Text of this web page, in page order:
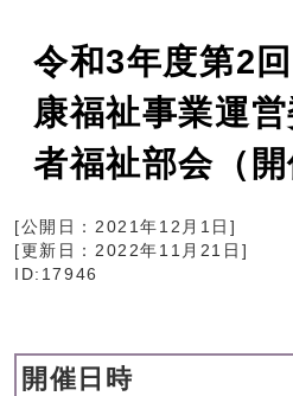
令和3年度第2
康福祉事業運
者福祉部会（開
[公開日： 2021年12月1日 ]
[更新日： 2022年11月21日 ]
ID:17946
開催日時